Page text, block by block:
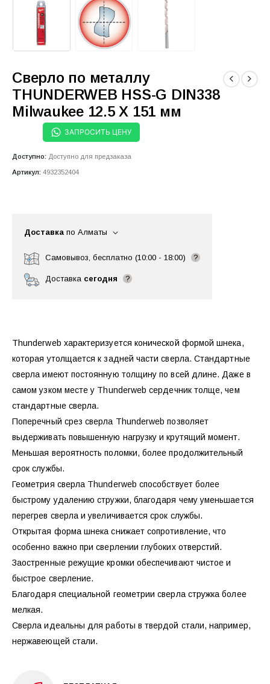
Сверло по металлу
THUNDERWEB HSS-G DIN338
Milwaukee 12.5 X 151 мм
ЗАПРОСИТЬ ЦЕНУ
Доступно: Доступно для предзаказа
Артикул: 4932352404
Доставка по Алматы
Самовывоз, бесплатно (10:00 - 18:00) ?
Доставка сегодня ?
Thunderweb характеризуется конической формой шнека,
которая утолщается к задней части сверла. Стандартные
сверла имеют постоянную толщину по всей длине. Даже в
самом узком месте у Thunderweb сердечник толще, чем
стандартные сверла.
Поперечный срез сверла Thunderweb позволяет
выдерживать повышенную нагрузку и крутящий момент.
Меньшая вероятность поломки, более продолжительный
срок службы.
Геометрия сверла Thunderweb способствует более
быстрому удалению стружки, благодаря чему уменьшается
перегрев сверла и увеличивается срок службы.
Открытая форма шнека снижает сопротивление, что
особенно важно при сверлении глубоких отверстий.
Заостренные режущие кромки обеспечивают чистое и
быстрое сверление.
Благодаря специальной геометрии сверла стружка более
мелкая.
Сверла идеальны для работы в твердой стали, например,
нержавеющей стали.